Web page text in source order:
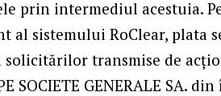
prin intermediul acestuia.
al sistemului RoClear, plata
solicitărilor transmise de
SOCIETE GENERALE SA.